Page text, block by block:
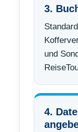
3.
und
4.